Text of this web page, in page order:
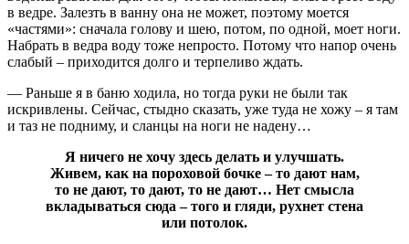
в ведре. Залезть в ванну она не может, поэтому моется
«частями»: сначала голову и шею, потом, по одной, моет ноги.
Набрать в ведра воду тоже непросто. Потому что напор очень
слабый – приходится долго и терпеливо ждать.
— Раньше я в баню ходила, но тогда руки не были так
искривлены. Сейчас, стыдно сказать, уже туда не хожу – я там
и таз не подниму, и сланцы на ноги не надену…
Я ничего не хочу здесь делать и улучшать.
Живем, как на пороховой бочке – то дают нам,
то не дают, то дают, то не дают… Нет смысла
вкладываться сюда – того и гляди, рухнет стена
или потолок.